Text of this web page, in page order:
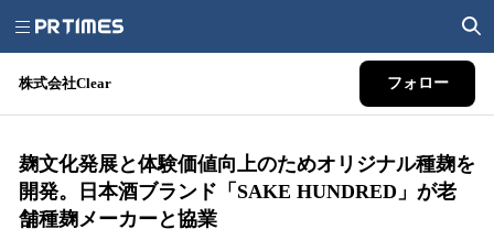
株式会社Clear フォロー
麹文化発展と体験価値向上のためオリジナル種麹を
開発。日本酒ブランド「SAKE HUNDRED」が老
舗種麹メーカーと協業